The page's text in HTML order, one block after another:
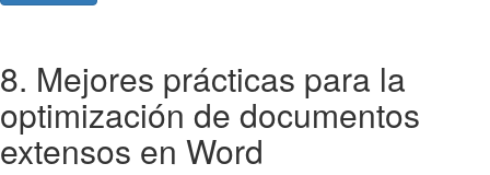
8. Mejores prácticas para la
optimización de documentos
extensos en Word